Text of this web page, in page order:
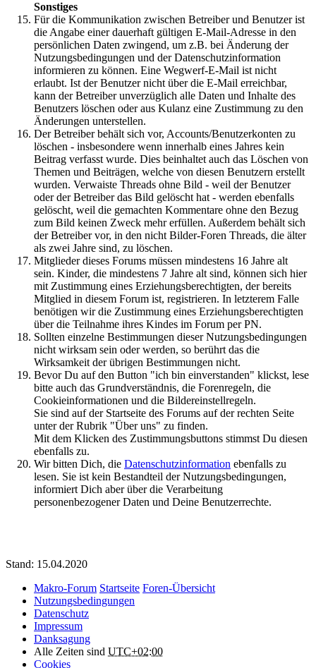
Sonstiges
Für die Kommunikation zwischen Betreiber und Benutzer ist
die Angabe einer dauerhaft gültigen E-Mail-Adresse in den
persönlichen Daten zwingend, um z.B. bei Änderung der
Nutzungsbedingungen und der Datenschutzinformation
informieren zu können. Eine Wegwerf-E-Mail ist nicht
erlaubt. Ist der Benutzer nicht über die E-Mail erreichbar,
kann der Betreiber unverzüglich alle Daten und Inhalte des
Benutzers löschen oder aus Kulanz eine Zustimmung zu den
Änderungen unterstellen.
Der Betreiber behält sich vor, Accounts/Benutzerkonten zu
löschen - insbesondere wenn innerhalb eines Jahres kein
Beitrag verfasst wurde. Dies beinhaltet auch das Löschen von
Themen und Beiträgen, welche von diesen Benutzern erstellt
wurden. Verwaiste Threads ohne Bild - weil der Benutzer
oder der Betreiber das Bild gelöscht hat - werden ebenfalls
gelöscht, weil die gemachten Kommentare ohne den Bezug
zum Bild keinen Zweck mehr erfüllen. Außerdem behält sich
der Betreiber vor, in den nicht Bilder-Foren Threads, die älter
als zwei Jahre sind, zu löschen.
Mitglieder dieses Forums müssen mindestens 16 Jahre alt
sein. Kinder, die mindestens 7 Jahre alt sind, können sich hier
mit Zustimmung eines Erziehungsberechtigten, der bereits
Mitglied in diesem Forum ist, registrieren. In letzterem Falle
benötigen wir die Zustimmung eines Erziehungsberechtigten
über die Teilnahme ihres Kindes im Forum per PN.
Sollten einzelne Bestimmungen dieser Nutzungsbedingungen
nicht wirksam sein oder werden, so berührt das die
Wirksamkeit der übrigen Bestimmungen nicht.
Bevor Du auf den Button "ich bin einverstanden" klickst, lese
bitte auch das Grundverständnis, die Forenregeln, die
Cookieinformationen und die Bildereinstellregeln.
Sie sind auf der Startseite des Forums auf der rechten Seite
unter der Rubrik "Über uns" zu finden.
Mit dem Klicken des Zustimmungsbuttons stimmst Du diesen
ebenfalls zu.
Wir bitten Dich, die Datenschutzinformation ebenfalls zu
lesen. Sie ist kein Bestandteil der Nutzungsbedingungen,
informiert Dich aber über die Verarbeitung
personenbezogener Daten und Deine Benutzerrechte.
Stand: 15.04.2020
Makro-Forum Startseite Foren-Übersicht
Nutzungsbedingungen
Datenschutz
Impressum
Danksagung
Alle Zeiten sind UTC+02:00
Cookies